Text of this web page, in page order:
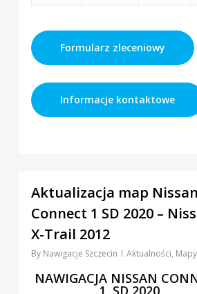
Formularz zleceniowy
Informacje kontaktowe
Aktualizacja map Nissan
Connect 1 SD 2020 –
X-Trail 2012
By Nawigacje Szczecin Aktualności,
NAWIGACJA NISSAN
1 SD 2020